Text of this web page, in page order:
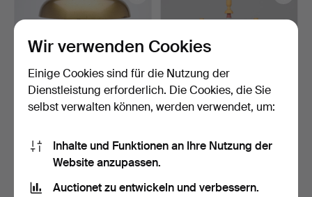
TISCHLAMPE, Metall,
Model…
317 USD
KANDELABER,
32 USD
Wir verwenden Cookies
Einige Cookies sind für die Nutzung der
Dienstleistung erforderlich. Die Cookies, die Sie
selbst verwalten können, werden verwendet, um:
Inhalte und Funktionen an Ihre Nutzung der
Website anzupassen.
Auctionet zu entwickeln und verbessern.